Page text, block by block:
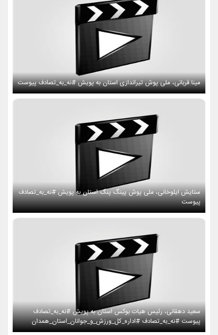
مینا قربانی، ملی پوش تیراندازی استان به پویش #نه_به_تصادف پیوست
ستایش ایلوخانی، ملی پوش پینگ پنگ استان به پویش #نه_به_تصادف
پیوست
سعید دهقانی، رئیس هیات بوکس استان به پویش #نه_به_تصادف
پیوست #نه_به_تصادف #اداره_کل_ورزش_و_جوانان_استان_همدان